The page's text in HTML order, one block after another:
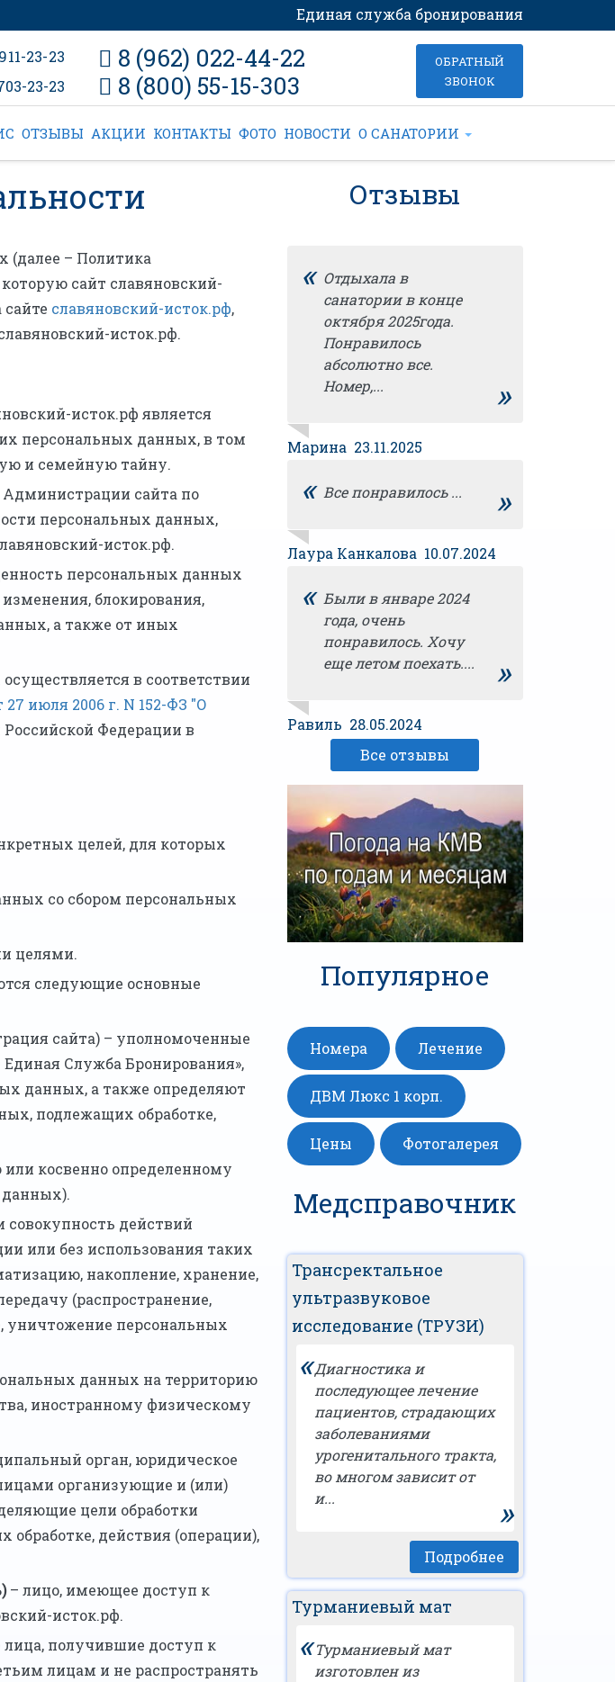
Единая служба бронирования
23-23
23-23
8 (962) 022-44-22
8 (800) 55-15-303
ОБРАТНЫЙ
ЗВОНОК
ОТЗЫВЫ АКЦИИ КОНТАКТЫ ФОТО НОВОСТИ О САНАТОРИИ
(далее – Политика
сайт славяновский-
славяновский-исток.рф,
исток.рф.
исток.рф является
персональных данных, в том
и семейную тайну.
Администрации сайта по
персональных данных,
исток.рф.
персональных данных
блокирования,
а также от иных
в соответствии
июля 2006 г. N 152-ФЗ "О
Федерации в
целей, для которых
со сбором персональных
целями.
следующие основные
сайта) – уполномоченные
Служба Бронирования»,
данных, а также определяют
подлежащих обработке,
косвенно определенному
совокупность действий
или без использования таких
накопление, хранение,
(распространение,
уничтожение персональных
данных на территорию
иностранному физическому
орган, юридическое
организующие и (или)
цели обработки
действия (операции),
– лицо, имеющее доступ к
исток.рф.
получившие доступ к
лицам и не распространять
Отзывы
« Отдыхала в
санатории в конце
октября 2025года.
Понравилось
абсолютно все.
Номер,...
»
Марина 23.11.2025
« Все понравилось ... »
Лаура Канкалова 10.07.2024
« Были в январе 2024
года, очень
понравилось. Хочу
еще летом поехать....
»
Равиль 28.05.2024
Все отзывы
Популярное
Номера Лечение
ДВМ Люкс 1 корп.
Цены Фотогалерея
Медсправочник
Трансректальное
ультразвуковое
исследование (ТРУЗИ)
«Диагностика и
последующее лечение
пациентов, страдающих
заболеваниями
урогенитального тракта,
во многом зависит от
и...
»
Подробнее
Турманиевый мат
«Турманиевый мат
изготовлен из